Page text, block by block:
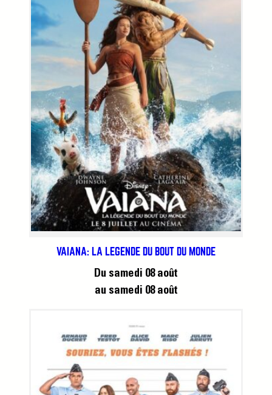
VAIANA: LA LÉGENDE DU BOUT DU MONDE
Du samedi 08 août
au samedi 08 août